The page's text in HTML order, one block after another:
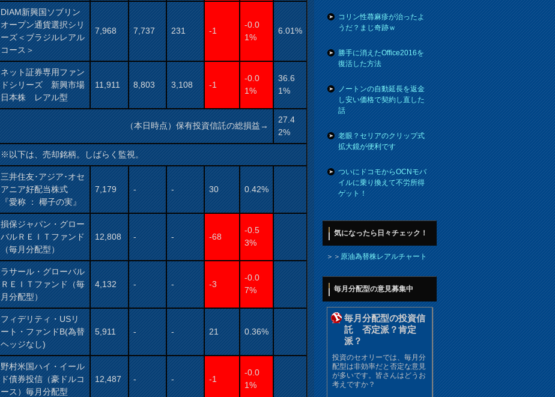
DIAM新興国ソブリン
オープン通貨選択シリ
ーズ＜ブラジルレアル
コース＞
7,968 7,737 231 -1
-0.0
1%
6.01%
ネット証券専用ファン
ドシリーズ 新興市場
日本株 レアル型
11,911 8,803 3,108 -1
-0.0
1%
36.6
1%
（本日時点）保有投資信託の総損益→
27.4
2%
※以下は、売却銘柄。しばらく監視。
三井住友･アジア･オセ
アニア好配当株式
『愛称 ： 椰子の実』
7,179 - - 30 0.42%
損保ジャパン・グロー
バルＲＥＩＴファンド
（毎月分配型）
12,808 - - -68
-0.5
3%
ラサール・グローバル
ＲＥＩＴファンド（毎
月分配型）
4,132 - - -3
-0.0
7%
フィデリティ・USリ
ート・ファンドB(為替
ヘッジなし)
5,911 - - 21 0.36%
野村米国ハイ・イール
ド債券投信（豪ドルコ
ース）毎月分配型
12,487 - - -1
-0.0
1%
コリン性蕁麻疹が治ったよ
うだ？まじ奇跡ｗ
勝手に消えたOffice2016を
復活した方法
ノートンの自動延長を返金
し安い価格で契約し直した
話
老眼？セリアのクリップ式
拡大鏡が便利です
ついにドコモからOCNモバ
イルに乗り換えて不労所得
ゲット！
気になったら日々チェック！
＞＞原油為替株レアルチャート
毎月分配型の意見募集中
毎月分配型の投資信
託 否定派？肯定
派？
投資のセオリーでは、毎月分
配型は非効率だと否定な意見
が多いです。皆さんはどうお
考えですか？